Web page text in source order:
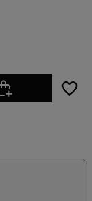
favorite_border